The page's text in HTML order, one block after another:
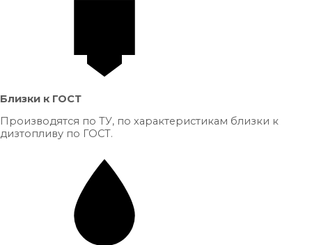
Близки к ГОСТ
Производятся по ТУ, по характеристикам близки к
дизтопливу по ГОСТ.